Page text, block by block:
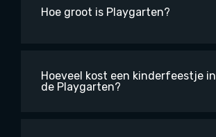
Hoe groot is Playgarten?
Hoeveel kost een kinderfeestje in
de Playgarten?